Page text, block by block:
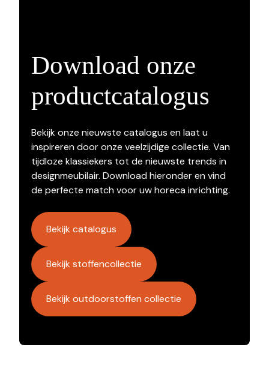
Download onze
productcatalogus
Bekijk onze nieuwste catalogus en laat u
inspireren door onze veelzijdige collectie. Van
tijdloze klassiekers tot de nieuwste trends in
designmeubilair. Download hieronder en vind
de perfecte match voor uw horeca inrichting.
Bekijk catalogus
Bekijk stoffencollectie
Bekijk outdoorstoffen collectie